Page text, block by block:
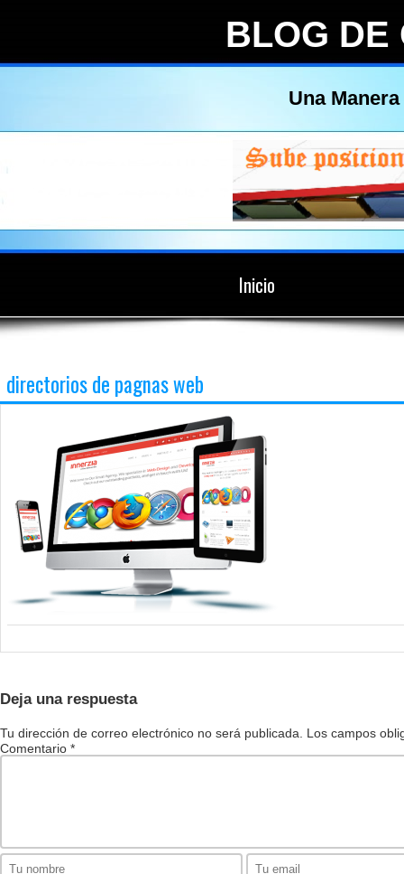
BLOG DE
Una
Inicio
directorios de pagnas web
Deja una respuesta
Tu dirección de correo electrónico no será publicada.
Los campos
Comentario *